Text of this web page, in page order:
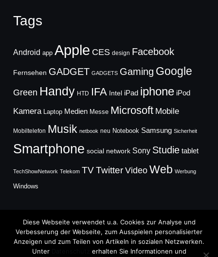
Tags
Android app Apple CES design Facebook
Fernsehen GADGET GADGETS Gaming Google
Green Handy HTD IFA Intel iPad iphone iPod
Kamera Laptop Medien Messe Microsoft Mobile
Mobiltelefon Musik netbook neu Notebook Samsung Sicherheit
Smartphone social network Sony Studie tablet
TechShowNetwork Telekom TVTwitter Video Web Werbung
Windows
Copyright © 2026
Diese Webseite verwendet u.a. Cookies zur Analyse und
Verbesserung der Webseite, zum Ausspielen personalisierter
Anzeigen und zum Teilen von Artikeln in sozialen Netzwerken.
Unter
erhalten Sie Informationen und